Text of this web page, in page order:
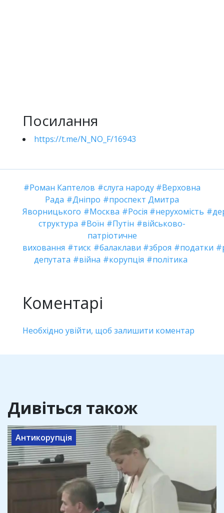
Посилання
https://t.me/N_NO_F/16943
Роман Каптелов слуга народу
Верховна
Рада
Дніпро
проспект Дмитра
Яворницького
Москва Росія нерухомість
структура
Воїн Путін
військово-
патріотичне
виховання
тиск балаклави зброя податки
депутата
війна корупція політика
Коментарі
Необхідно увійти, щоб залишити коментар
Дивіться також
Антикорупція